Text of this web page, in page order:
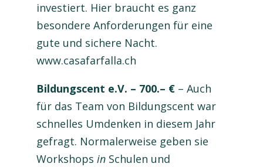
investiert. Hier braucht es ganz
besondere Anforderungen für eine
gute und sichere Nacht.
www.casafarfalla.ch
Bildungscent e.V. – 700.– € – Auch
für das Team von Bildungscent war
schnelles Umdenken in diesem Jahr
gefragt. Normalerweise geben sie
Workshopsin Schulen und